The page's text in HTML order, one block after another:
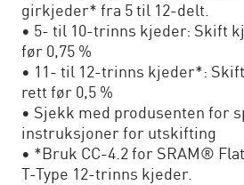
girkjeder* fra 5 til 12-delt.
• 5- til 10-trinns kjeder: Skift
før 0,75 %
• 11- til 12-trinns kjeder*:
rett før 0,5 %
• Sjekk med produsenten for
instruksjoner for utskifting
• *Bruk CC-4.2 for SRAM®
T-Type 12-trinns kjeder.